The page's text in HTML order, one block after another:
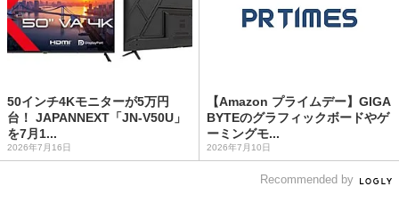
50インチ4Kモニターが5万円
台！ JAPANNEXT「JN-V50U」
を7月1...
2026年7月16日
【Amazon プライムデー】GIGA
BYTEのグラフィックボードやゲ
ーミングモ...
2026年7月10日
Recommended by